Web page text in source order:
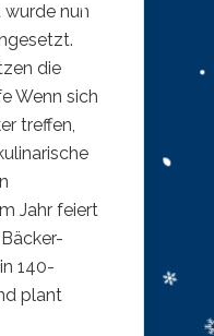
nun
die
Wenn sich
treffen,
Jahr feiert
140-
plant